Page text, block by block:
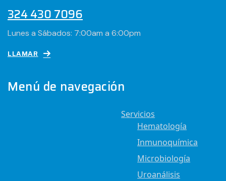
324 430 7096
Lunes a Sábados: 7:00am a 6:00pm
LLAMAR
Menú de navegación
Servicios
Hematología
Inmunoquímica
Microbiología
Uroanálisis